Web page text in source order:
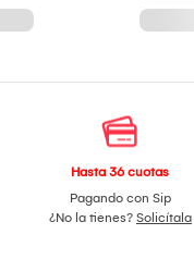
Hasta 36 cuotas
Pagando con Sip
¿No la tienes? Solicítala